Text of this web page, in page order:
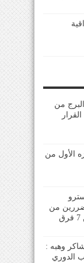
من
الأول من
من
وهبه :
الدوري